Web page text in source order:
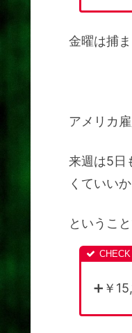
金曜は捕
アメリカ
来週は5日
くていい
というこ
➕￥